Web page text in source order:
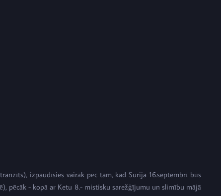
izpaudīsies vairāk pēc tam, kad Surija 16.septembrī būs
pēcāk - kopā ar Ketu 8.- mistisku sarežģījumu un slimību mājā